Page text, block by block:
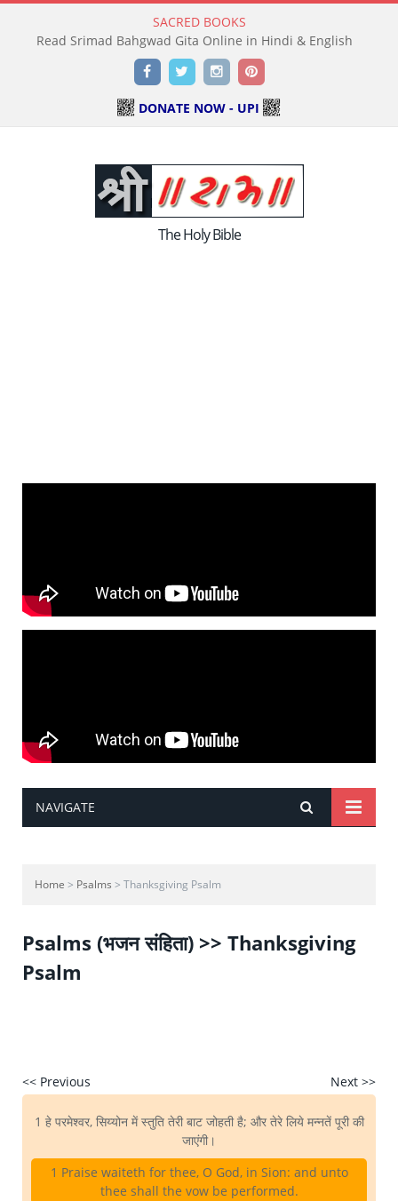
SACRED BOOKS
Read Srimad Bahgwad Gita Online in Hindi & English
FacebookTwitterInstagramPinterest
DONATE NOW - UPI
The Holy Bible
NAVIGATE
Home > Psalms > Thanksgiving Psalm
Psalms (भजन संहिता) >> Thanksgiving
Psalm
<< Previous Next >>
1 हे परमेश्वर, सिय्योन में स्तुति तेरी बाट जोहती है; और तेरे लिये मन्नतें पूरी की
जाएंगी।
1 Praise waiteth for thee, O God, in Sion: and unto
thee shall the vow be performed.